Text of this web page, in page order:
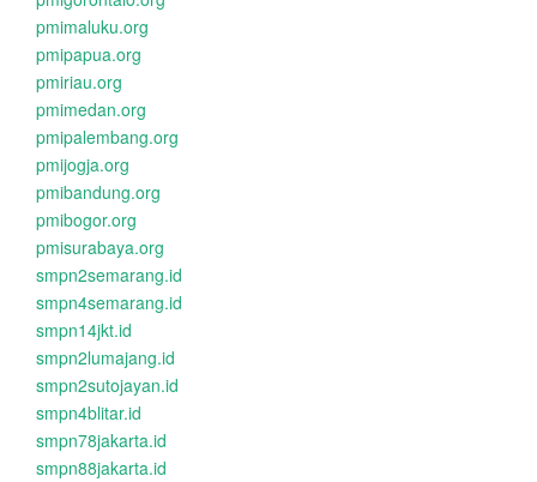
pmimaluku.org
pmipapua.org
pmiriau.org
pmimedan.org
pmipalembang.org
pmijogja.org
pmibandung.org
pmibogor.org
pmisurabaya.org
smpn2semarang.id
smpn4semarang.id
smpn14jkt.id
smpn2lumajang.id
smpn2sutojayan.id
smpn4blitar.id
smpn78jakarta.id
smpn88jakarta.id